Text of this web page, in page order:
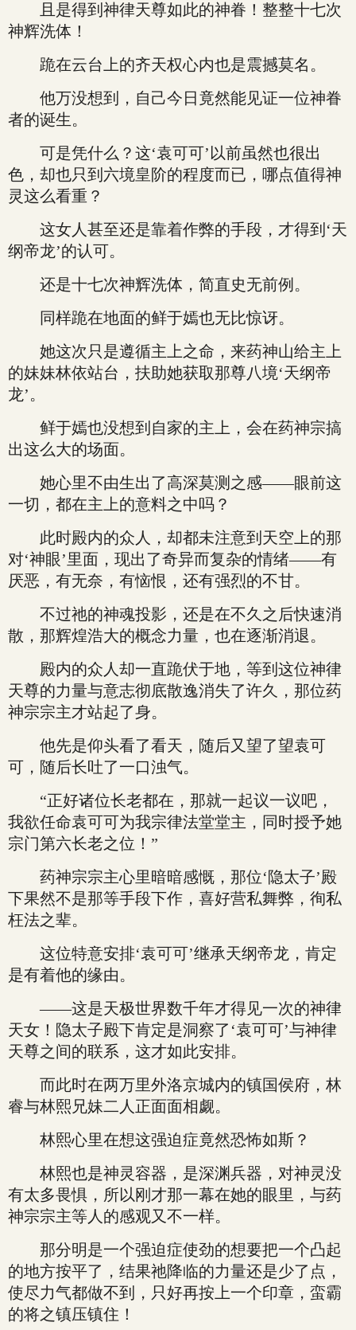
且是得到神律天尊如此的神眷！整整十七次
神辉洗体！
跪在云台上的齐天权心内也是震撼莫名。
他万没想到，自己今日竟然能见证一位神眷
者的诞生。
可是凭什么？这‘袁可可’以前虽然也很出
色，却也只到六境皇阶的程度而已，哪点值得神
灵这么看重？
这女人甚至还是靠着作弊的手段，才得到‘天
纲帝龙’的认可。
还是十七次神辉洗体，简直史无前例。
同样跪在地面的鲜于嫣也无比惊讶。
她这次只是遵循主上之命，来药神山给主上
的妹妹林依站台，扶助她获取那尊八境‘天纲帝
龙’。
鲜于嫣也没想到自家的主上，会在药神宗搞
出这么大的场面。
她心里不由生出了高深莫测之感——眼前这
一切，都在主上的意料之中吗？
此时殿内的众人，却都未注意到天空上的那
对‘神眼’里面，现出了奇异而复杂的情绪——有
厌恶，有无奈，有恼恨，还有强烈的不甘。
不过祂的神魂投影，还是在不久之后快速消
散，那辉煌浩大的概念力量，也在逐渐消退。
殿内的众人却一直跪伏于地，等到这位神律
天尊的力量与意志彻底散逸消失了许久，那位药
神宗宗主才站起了身。
他先是仰头看了看天，随后又望了望袁可
可，随后长吐了一口浊气。
“正好诸位长老都在，那就一起议一议吧，
我欲任命袁可可为我宗律法堂堂主，同时授予她
宗门第六长老之位！”
药神宗宗主心里暗暗感慨，那位‘隐太子’殿
下果然不是那等手段下作，喜好营私舞弊，徇私
枉法之辈。
这位特意安排‘袁可可’继承天纲帝龙，肯定
是有着他的缘由。
——这是天极世界数千年才得见一次的神律
天女！隐太子殿下肯定是洞察了‘袁可可’与神律
天尊之间的联系，这才如此安排。
而此时在两万里外洛京城内的镇国侯府，林
睿与林熙兄妹二人正面面相觑。
林熙心里在想这强迫症竟然恐怖如斯？
林熙也是神灵容器，是深渊兵器，对神灵没
有太多畏惧，所以刚才那一幕在她的眼里，与药
神宗宗主等人的感观又不一样。
那分明是一个强迫症使劲的想要把一个凸起
的地方按平了，结果祂降临的力量还是少了点，
使尽力气都做不到，只好再按上一个印章，蛮霸
的将之镇压镇住！